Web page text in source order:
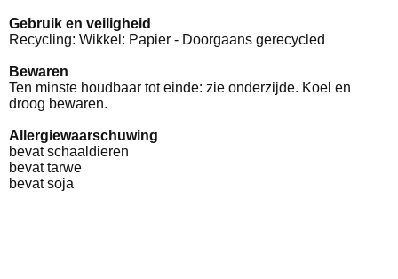
Gebruik en veiligheid
Recycling: Wikkel: Papier - Doorgaans gerecycled
Bewaren
Ten minste houdbaar tot einde: zie onderzijde. Koel en
droog bewaren.
Allergiewaarschuwing
bevat schaaldieren
bevat tarwe
bevat soja